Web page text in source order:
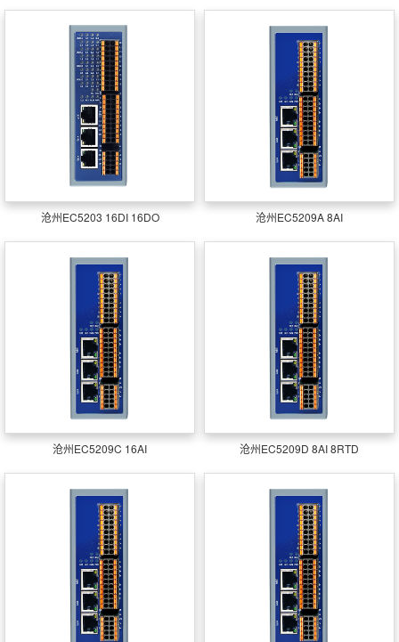
沧州EC5203 16DI 16DO 沧州EC5209A 8AI
沧州EC5209C 16AI 沧州EC5209D 8AI 8RTD